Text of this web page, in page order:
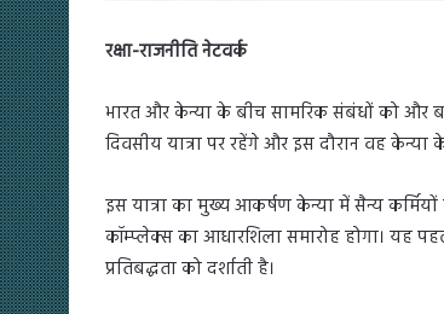
रक्षा-राजनीति नेटवर्क
भारत और केन्या के बीच सामरिक संबंधों को और
दिवसीय यात्रा पर रहेंगे और इस दौरान वह केन्या
इस यात्रा का मुख्य आकर्षण केन्या में सैन्य
कॉम्प्लेक्स का आधारशिला समारोह होगा। यह
प्रतिबद्धता को दर्शाती है।